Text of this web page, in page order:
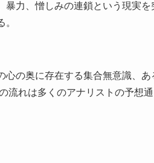
力、憎しみの連鎖という現実
の奥に存在する集合無意識、
流れは多くのアナリストの予想通